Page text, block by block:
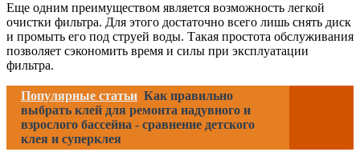
Еще одним преимуществом является возможность легкой
очистки фильтра. Для этого достаточно всего лишь снять диск
и промыть его под струей воды. Такая простота обслуживания
позволяет сэкономить время и силы при эксплуатации
фильтра.
Популярные статьи Как правильно
выбрать клей для ремонта надувного и
взрослого бассейна - сравнение детского
клея и суперклея